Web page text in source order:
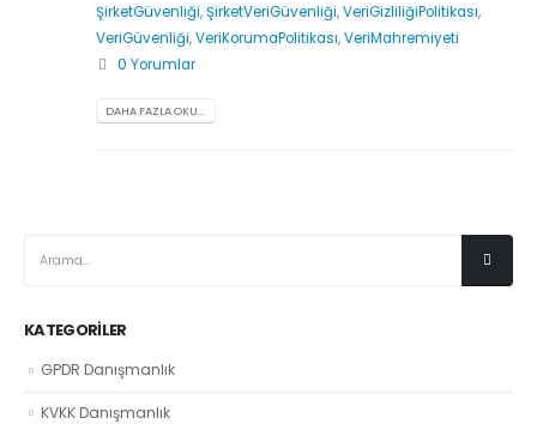
ŞirketGüvenliği,ŞirketVeriGüvenliği,VeriGizliliğiPolitikası,
VeriGüvenliği,VeriKorumaPolitikası,VeriMahremiyeti
0 Yorumlar
DAHA FAZLA OKU...
KATEGORILER
GPDR Danışmanlık
KVKK Danışmanlık